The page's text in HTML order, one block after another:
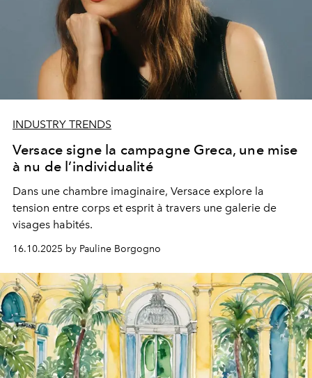
INDUSTRY TRENDS
Versace signe la campagne Greca, une mise
à nu de l’individualité
Dans une chambre imaginaire, Versace explore la
tension entre corps et esprit à travers une galerie de
visages habités.
16.10.2025 by Pauline Borgogno